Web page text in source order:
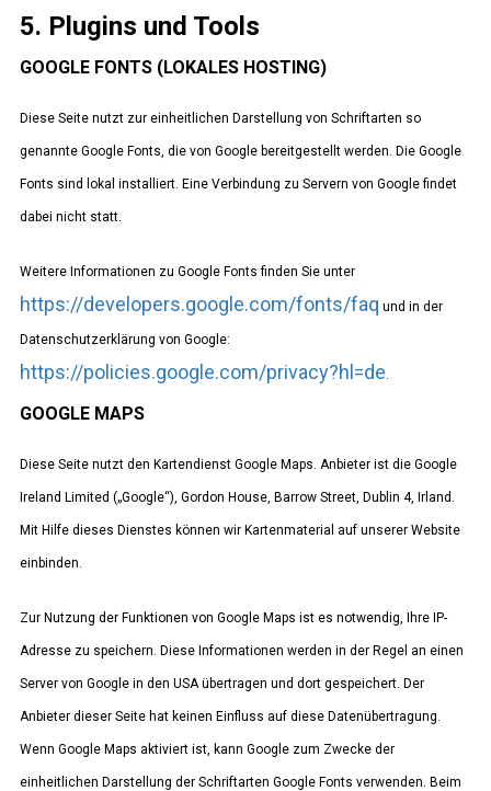
5. Plugins und Tools
GOOGLE FONTS (LOKALES HOSTING)
Diese Seite nutzt zur einheitlichen Darstellung von Schriftarten so
genannte Google Fonts, die von Google bereitgestellt werden. Die Google
Fonts sind lokal installiert. Eine Verbindung zu Servern von Google findet
dabei nicht statt.
Weitere Informationen zu Google Fonts finden Sie unter
https://developers.google.com/fonts/faq und in der
Datenschutzerklärung von Google:
https://policies.google.com/privacy?hl=de.
GOOGLE MAPS
Diese Seite nutzt den Kartendienst Google Maps. Anbieter ist die Google
Ireland Limited („Google“), Gordon House, Barrow Street, Dublin 4, Irland.
Mit Hilfe dieses Dienstes können wir Kartenmaterial auf unserer Website
einbinden.
Zur Nutzung der Funktionen von Google Maps ist es notwendig, Ihre IP-
Adresse zu speichern. Diese Informationen werden in der Regel an einen
Server von Google in den USA übertragen und dort gespeichert. Der
Anbieter dieser Seite hat keinen Einfluss auf diese Datenübertragung.
Wenn Google Maps aktiviert ist, kann Google zum Zwecke der
einheitlichen Darstellung der Schriftarten Google Fonts verwenden. Beim